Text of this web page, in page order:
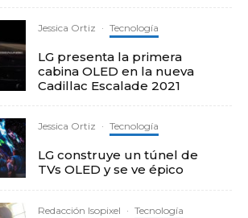
Jessica Ortiz · Tecnología
LG presenta la primera
cabina OLED en la nueva
Cadillac Escalade 2021
Jessica Ortiz · Tecnología
LG construye un túnel de
TVs OLED y se ve épico
Redacción Isopixel · Tecnología